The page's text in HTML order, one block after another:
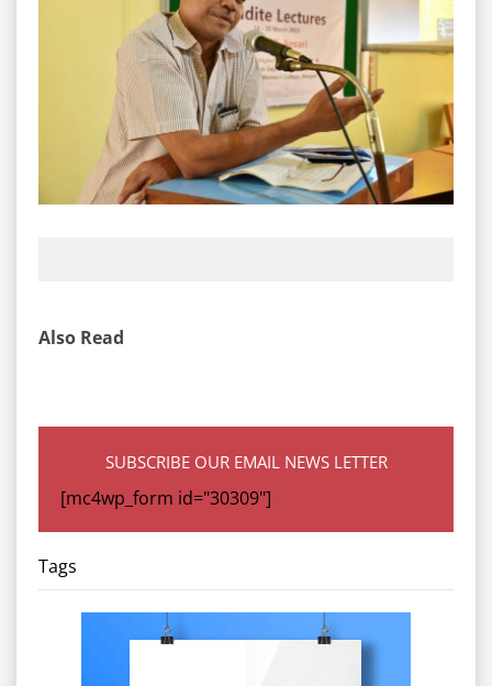
Also Read
SUBSCRIBE OUR EMAIL NEWS LETTER
[mc4wp_form id="30309"]
Tags